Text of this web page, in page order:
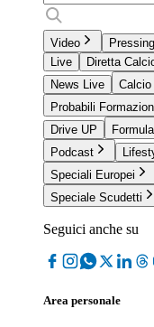
Video Pressing
Live
Diretta
News Live
Calcio
Probabili
Drive UP
Podcast
Speciali Europei
Speciale Scudetti
Seguici anche su
Area personale